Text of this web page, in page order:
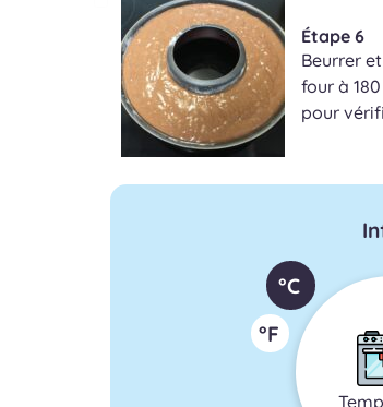
Étape 6
Beurrer
four à
pour
°C
°F